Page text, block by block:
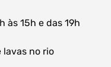
às 15h e das 19h
lavas no rio